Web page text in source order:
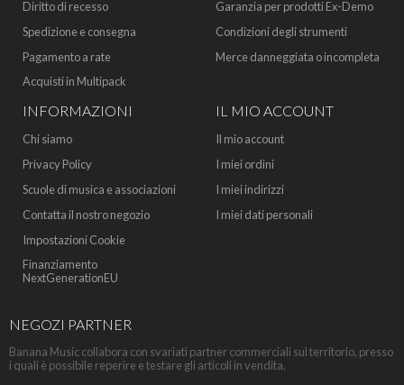
Diritto di recesso
Spedizione e consegna
Pagamento a rate
Acquisti in Multipack
Garanzia per prodotti Ex-Demo
Condizioni degli strumenti
Merce danneggiata o incompleta
INFORMAZIONI
Chi siamo
Privacy Policy
Scuole di musica e associazioni
Contatta il nostro negozio
Impostazioni Cookie
Finanziamento
NextGenerationEU
IL MIO ACCOUNT
Il mio account
I miei ordini
I miei indirizzi
I miei dati personali
NEGOZI PARTNER
Banana Music collabora con svariati partner commerciali sul territorio, presso
i quali è possibile reperire e testare gli articoli in vendita.